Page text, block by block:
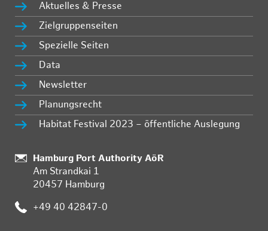
Aktuelles & Presse
Zielgruppenseiten
Spezielle Seiten
Data
Newsletter
Planungsrecht
Habitat Festival 2023 – öffentliche Auslegung
Standort:
Hamburg Port Authority AöR
Am Strandkai 1
20457 Hamburg
Telefon:
+49 40 42847-0